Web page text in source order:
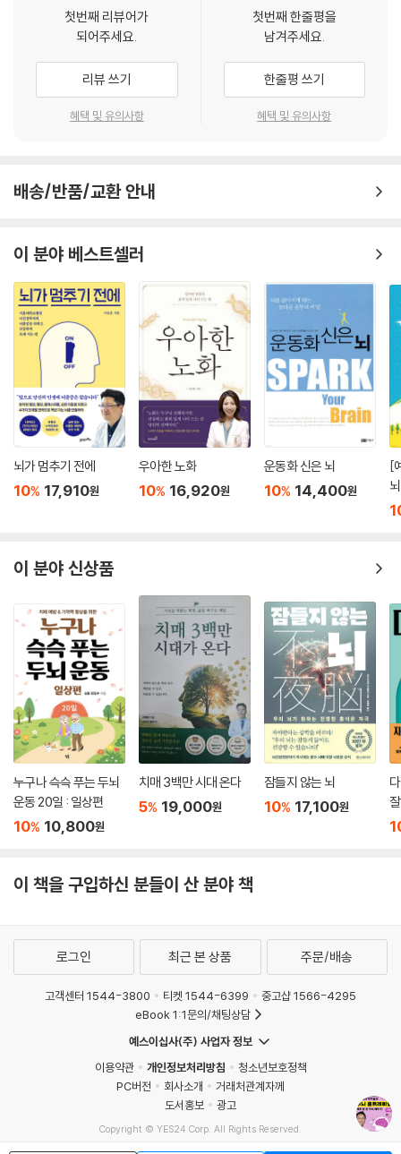
__2일 : 사진 틀린 그림 찾기
__3일 : 같은 조합 찾기
__5일 : 세로 틀린 그림 찾기
__6일 : 달력 보기
__7일 : 가로 세로 계산하기
_1주차
__2일 : 글자 퍼즐
__3일 : 벽돌 쌓기
__4일 : 좌우 대칭 그림 찾기
__5일 : 단어 찾기
__6일 : 화투 패 계산하기
__7일 : 미로 찾기
_2주차
__1일 : 색과 글자 매치
__2일 : 과일 바구니
__3일 : 주사위 아랫면 계산하기
__4일 : 작물 찾기
__5일 : 건물 계산하기
__1일 : 도형 맞추기
__2일 : 물건 가격 계산하기
__3일 : 100 만들기
__4일 : 속담 미로 퀴즈
__5일 : 거리 계산하기
__6일 : 미로 찾기
__7일 : 오늘의 하루
_4주차
__1일 : 카드 동전 잇기
__2일 : 윷놀이하기
__5일 : 짝 맞추기
부록 : 컬러링 수록
답안지
턱없이 부족한 경우가 다반사입니다. 치매를 치료하려면 눈에 보이지 않는
기억력 개선과 인지 기능의 향상을 위해 평소 환자의 마음 챙김, 식습관, 생
활 습관, 운동, 취미 활동 등을 건강하게 가지려는 노력이 함께 이루어져야
하기 때문입니다.
니다. 그렇기 때문에 치매 환자의 치료는 원래 치료뿐만 아니라 가정에서
첫번째 리뷰어가
되어주세요.
리뷰 쓰기
혜택 및 유의사항
첫번째 한줄평을
남겨주세요.
한줄평 쓰기
혜택 및 유의사항
배송/반품/교환 안내
이 분야 베스트셀러
뇌가 멈추기 전에
10% 17,910원
우아한 노화
10% 16,920원
운동화 신은 뇌
10% 14,400원
[
뇌
이 분야 신상품
누구나 슥슥 푸는 두뇌
운동 20일 : 일상편
10% 10,800원
치매 3백만 시대 온다
5% 19,000원
잠들지 않는 뇌
10% 17,100원
게
이 책을 구입하신 분들이 산 분야 책
로그인 최근 본 상품 주문/배송
고객센터 1544-3800 티켓 1544-6399
중고샵 1566-4295
eBook 1:1문의/채팅상담
예스이십사(주) 사업자 정보
이용약관
개인정보처리방침
청소년보호정책
PC버전
회사소개
거래처관계자께
도서홍보
광고
Copyright © YES24 Corp. All Rights Reserved.